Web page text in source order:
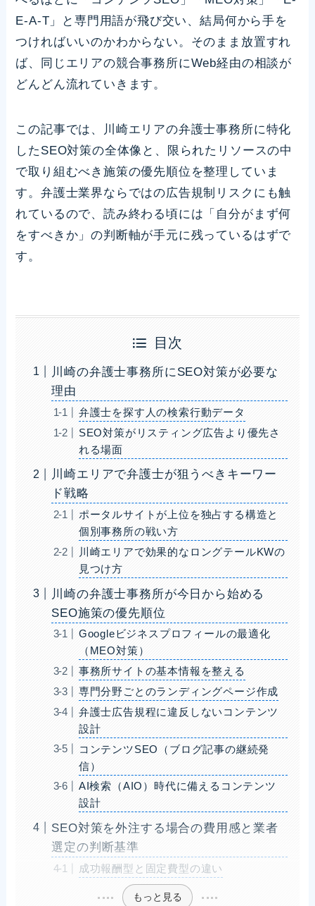
E-A-T」と専門用語が飛び交い、結局何から手を
つければいいのかわからない。そのまま放置すれ
ば、同じエリアの競合事務所にWeb経由の相談が
どんどん流れていきます。
この記事では、川崎エリアの弁護士事務所に特化
したSEO対策の全体像と、限られたリソースの中
で取り組むべき施策の優先順位を整理していま
す。弁護士業界ならではの広告規制リスクにも触
れているので、読み終わる頃には「自分がまず何
をすべきか」の判断軸が手元に残っているはずで
す。
目次
川崎の弁護士事務所にSEO対策が必要な
理由
弁護士を探す人の検索行動データ
SEO対策がリスティング広告より優先さ
れる場面
川崎エリアで弁護士が狙うべきキーワー
ド戦略
ポータルサイトが上位を独占する構造と
個別事務所の戦い方
川崎エリアで効果的なロングテールKWの
見つけ方
川崎の弁護士事務所が今日から始める
SEO施策の優先順位
Googleビジネスプロフィールの最適化
（MEO対策）
事務所サイトの基本情報を整える
専門分野ごとのランディングページ作成
弁護士広告規程に違反しないコンテンツ
設計
コンテンツSEO（ブログ記事の継続発
信）
AI検索（AIO）時代に備えるコンテンツ
設計
SEO対策を外注する場合の費用感と業者
選定の判断基準
成功報酬型と固定費型の違い
もっと見る